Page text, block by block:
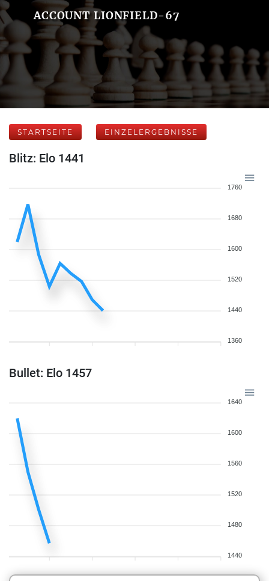
ACCOUNT LIONFIELD-67
STARTSEITE EINZELERGEBNISSE
Blitz: Elo 1441
1760
1680
1600
1520
1440
1360
Bullet: Elo 1457
1640
1600
1560
1520
1480
1440